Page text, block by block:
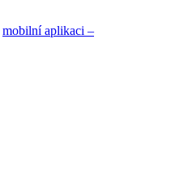
mobilní aplikaci –